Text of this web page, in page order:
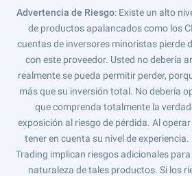
Advertencia de Riesgo: Existe un alto
de productos apalancados como los
cuentas de inversores minoristas pierde
con este proveedor. Usted no debería
realmente se pueda permitir perder,
más que su inversión total. No debería
que comprenda totalmente la
exposición al riesgo de pérdida. Al
tener en cuenta su nivel de
Trading implican riesgos adicionales
naturaleza de tales productos. Si los